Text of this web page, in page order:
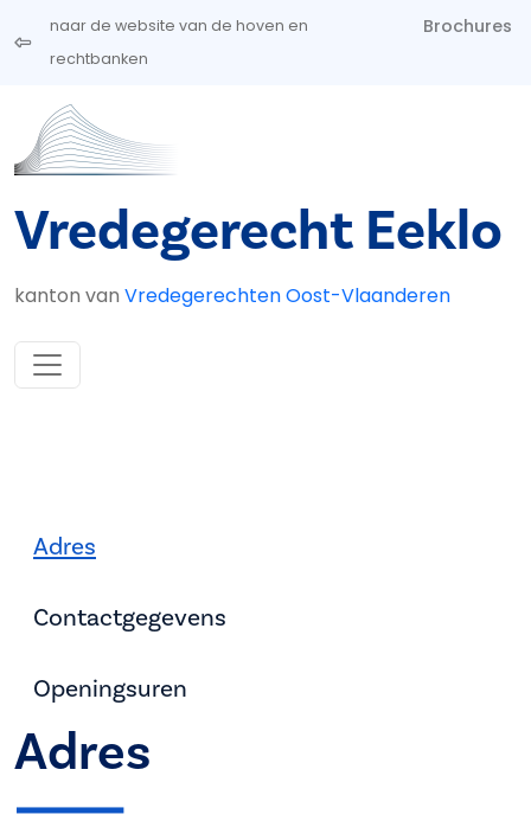
Overslaan en naar de inhoud gaan
naar de website van de hoven en
rechtbanken
Brochures
Vredegerecht Eeklo
kanton van Vredegerechten Oost-Vlaanderen
Adres
Contactgegevens
Openingsuren
Adres